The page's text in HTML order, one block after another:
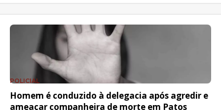
POLICIAL
Homem é conduzido à delegacia após agredir e
ameaçar companheira de morte em Patos